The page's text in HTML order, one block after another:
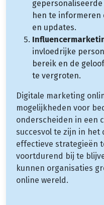
hen te informeren
en updates.
invloedrijke
bereik en de
te vergroten.
Digitale marketing
mogelijkheden voor
onderscheiden in een
succesvol te zijn in
effectieve strategieën
voortdurend bij te
kunnen organisaties
online wereld.